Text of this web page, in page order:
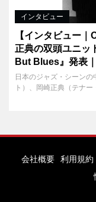
インタビュー
【インタビュー
正典の双頭ユニ
But Blues』発表
日本のジャズ・シーン
ト）、岡崎正典（テナー
会社概要 利用規約